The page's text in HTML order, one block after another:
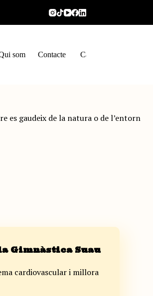
som Contacte Català
es gaudeix de la natura o de l’entorn
Gimnàstica Suau
cardiovascular i millora